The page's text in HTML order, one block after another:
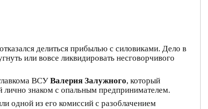
делиться прибылью с силовиками. Дело в
или вовсе ликвидировать несговорчивого
ВСУ Валерия Залужного, который
лично знаком с опальным предпринимателем.
одной из его комиссий с разоблачением